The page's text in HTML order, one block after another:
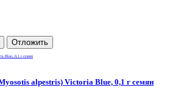
Отложить
alpestris) Victoria Blue, 0,1 г семян